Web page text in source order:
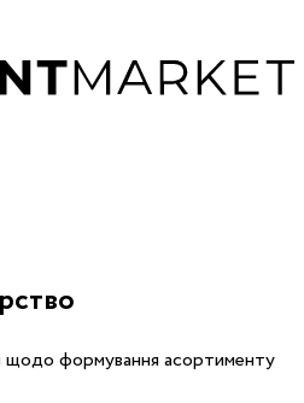
щодо формування асортименту